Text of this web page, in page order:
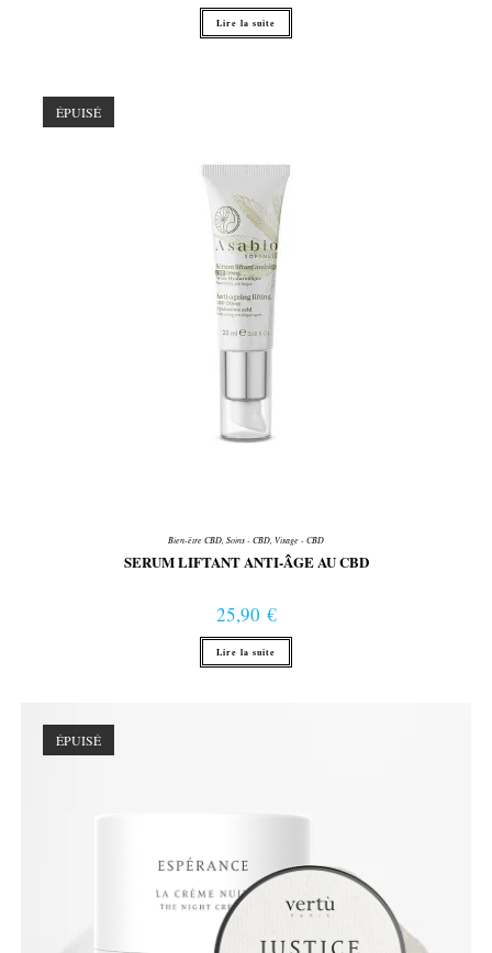
Lire la suite
ÉPUISÉ
Bien-être CBD Soins - CBD Visage - CBD
SERUM LIFTANT ANTI-ÂGE AU CBD
25,90 €
Lire la suite
ÉPUISÉ